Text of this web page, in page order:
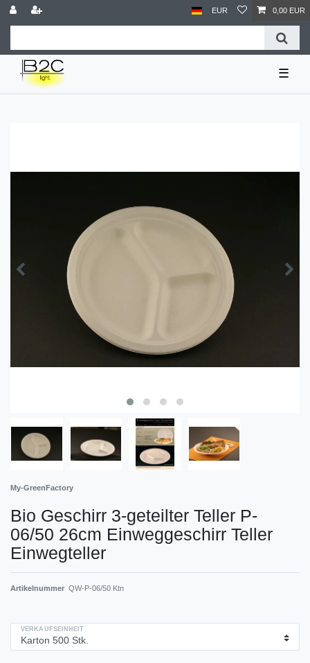
EUR 0,00 EUR
☰
My-GreenFactory
Bio Geschirr 3-geteilter Teller P-
06/50 26cm Einweggeschirr Teller
Einwegteller
Artikelnummer QW-P-06/50 Ktn
VERKAUFSEINHEIT